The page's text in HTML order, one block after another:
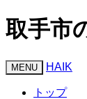
取手市
Toggle
navigation
MENU HAIK
トップ